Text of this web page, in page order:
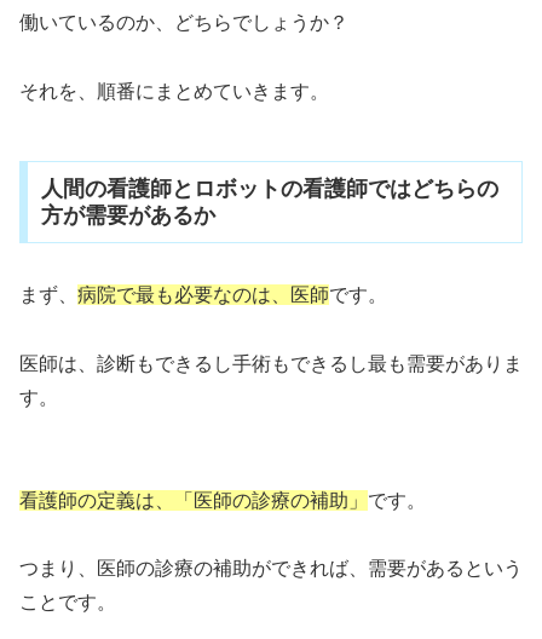
働いているのか、どちらでしょうか？
それを、順番にまとめていきます。
人間の看護師とロボットの看護師ではどちらの
方が需要があるか
まず、 病院で最も必要なのは、医師です。
医師は、診断もできるし手術もできるし最も需要がありま
す。
看護師の定義は、「医師の診療の補助」 です。
つまり、医師の診療の補助ができれば、需要があるという
ことです。